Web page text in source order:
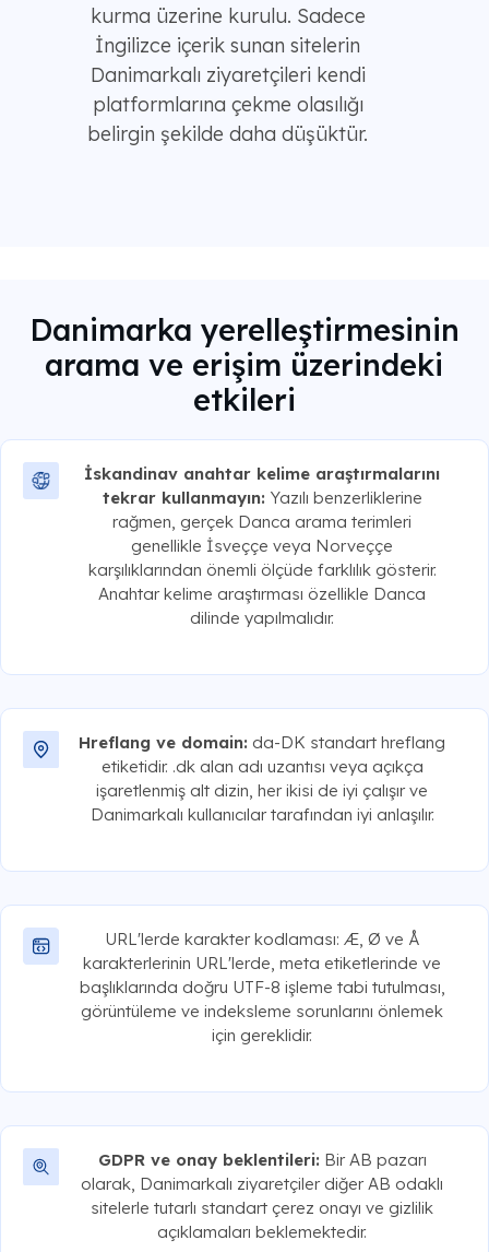
kurma üzerine kurulu. Sadece
İngilizce içerik sunan sitelerin
Danimarkalı ziyaretçileri kendi
platformlarına çekme olasılığı
belirgin şekilde daha düşüktür.
Danimarka yerelleştirmesinin
arama ve erişim üzerindeki
etkileri
İskandinav anahtar kelime araştırmalarını
tekrar kullanmayın: Yazılı benzerliklerine
rağmen, gerçek Danca arama terimleri
genellikle İsveççe veya Norveççe
karşılıklarından önemli ölçüde farklılık gösterir.
Anahtar kelime araştırması özellikle Danca
dilinde yapılmalıdır.
Hreflang ve domain: da-DK standart hreflang
etiketidir. .dk alan adı uzantısı veya açıkça
işaretlenmiş alt dizin, her ikisi de iyi çalışır ve
Danimarkalı kullanıcılar tarafından iyi anlaşılır.
URL'lerde karakter kodlaması: Æ, Ø ve Å
karakterlerinin URL'lerde, meta etiketlerinde ve
başlıklarında doğru UTF-8 işleme tabi tutulması,
görüntüleme ve indeksleme sorunlarını önlemek
için gereklidir.
GDPR ve onay beklentileri: Bir AB pazarı
olarak, Danimarkalı ziyaretçiler diğer AB odaklı
sitelerle tutarlı standart çerez onayı ve gizlilik
açıklamaları beklemektedir.